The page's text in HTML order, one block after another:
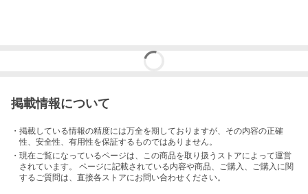
掲載情報について
・掲載している情報の精度には万全を期しておりますが、その内容の正確
性、安全性、有用性を保証するものではありません。
・現在ご覧になっているページは、この商品を取り扱うストアによって運営
されています。 ページに記載されている内容や商品、ご購入 、ご購入に関
するご質問は、直接各ストアにお問い合わせください。